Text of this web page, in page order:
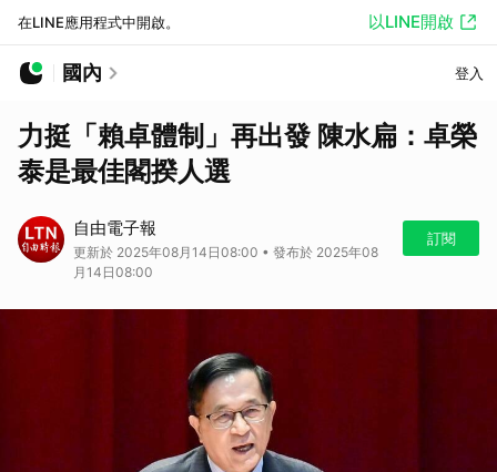
在LINE應用程式中開啟。 以LINE開啟
國內 登入
力挺「賴卓體制」再出發 陳水扁：卓榮
泰是最佳閣揆人選
自由電子報
更新於 2025年08月14日08:00 • 發布於 2025年08
月14日08:00
訂閱